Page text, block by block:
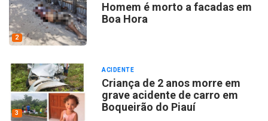
2
Homem é morto a facadas em
Boa Hora
3
ACIDENTE
Criança de 2 anos morre em
grave acidente de carro em
Boqueirão do Piauí